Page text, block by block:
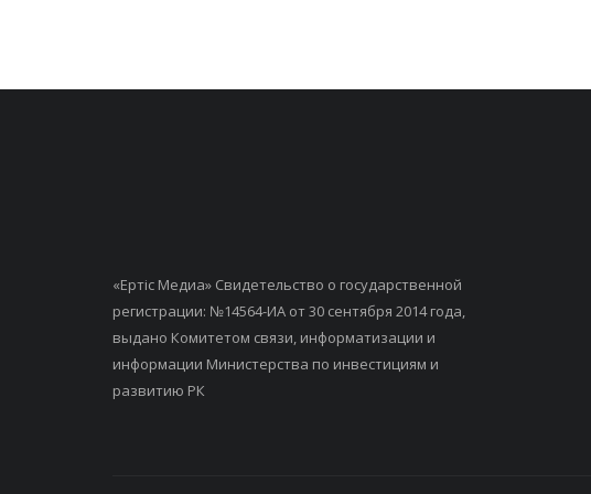
«Ертiс Медиа» Свидетельство о государственной
регистрации: №14564-ИА от 30 сентября 2014 года,
выдано Комитетом связи, информатизации и
информации Министерства по инвестициям и
развитию РК